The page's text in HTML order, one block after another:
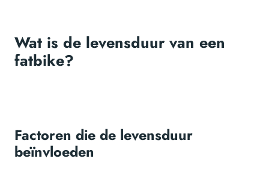
Wat is de levensduur van een
fatbike?
Factoren die de levensduur
beïnvloeden